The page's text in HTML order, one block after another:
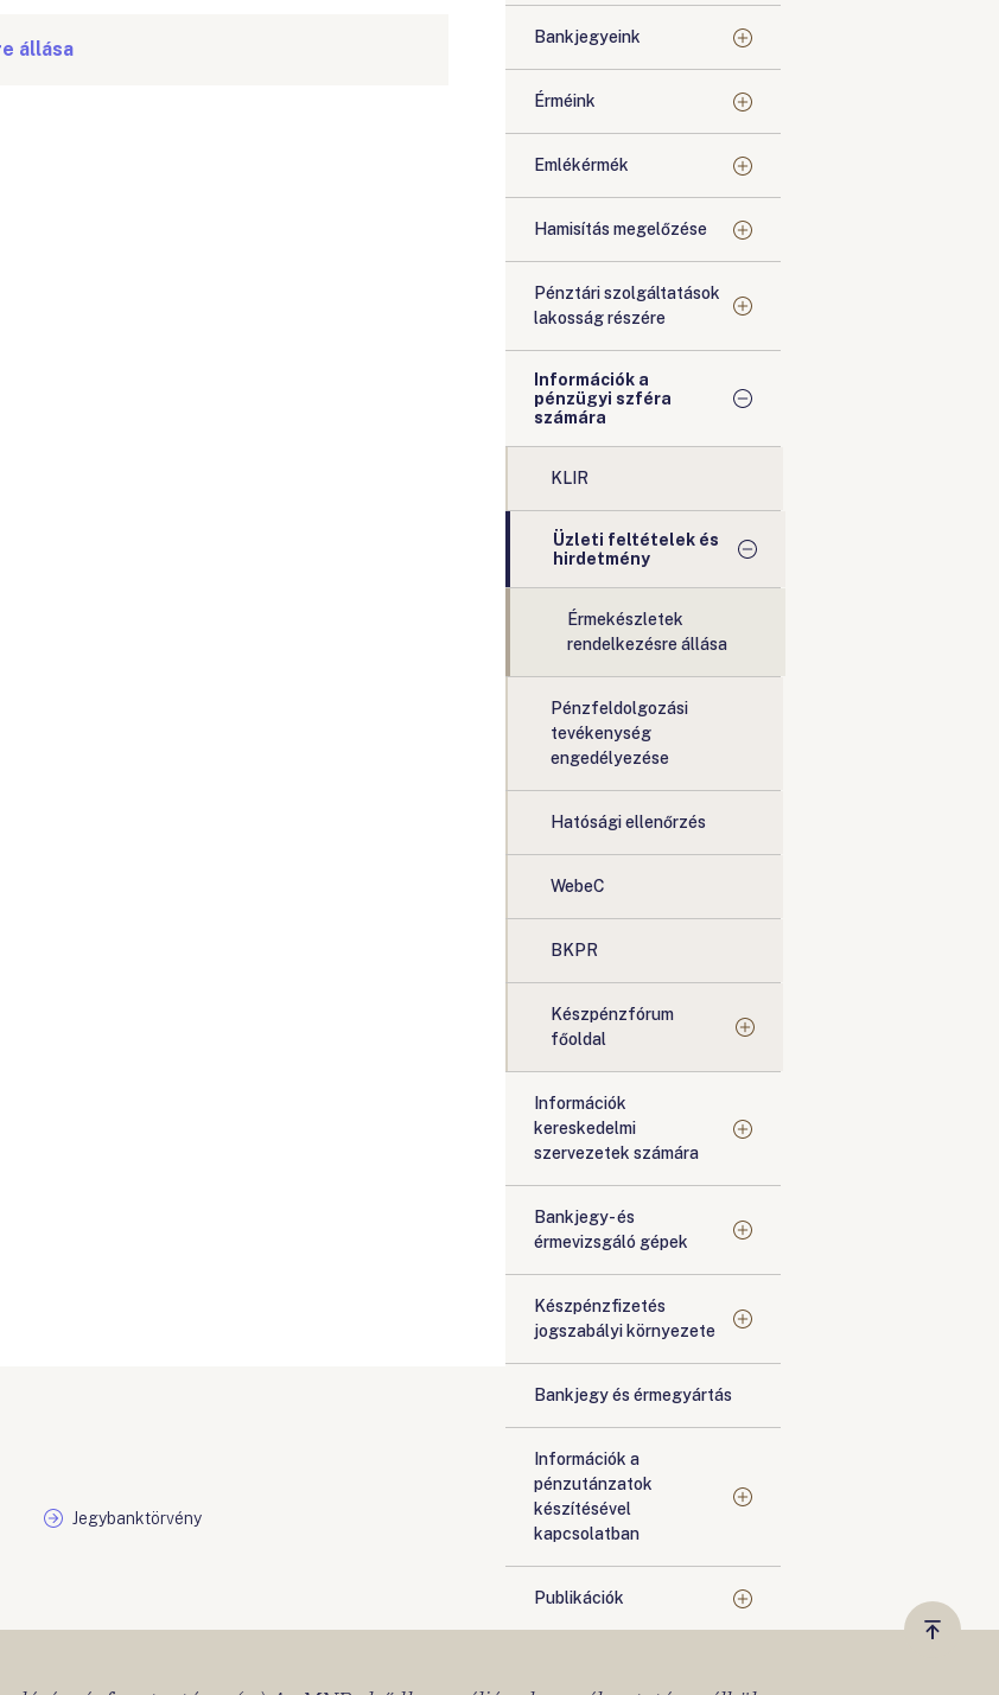
állása
Jegybanktörvény
Bankjegyeink
Érméink
Emlékérmék
Hamisítás megelőzése
Pénztári szolgáltatások
lakosság részére
Információk a
pénzügyi szféra
számára
KLIR
Üzleti feltételek és
hirdetmény
Érmekészletek
rendelkezésre állása
Pénzfeldolgozási
tevékenység
engedélyezése
Hatósági ellenőrzés
WebeC
BKPR
Készpénzfórum
főoldal
Információk
kereskedelmi
szervezetek számára
Bankjegy- és
érmevizsgáló gépek
Készpénzfizetés
jogszabályi környezete
Bankjegy és érmegyártás
Információk a
pénzutánzatok
készítésével
kapcsolatban
Publikációk
Vissza